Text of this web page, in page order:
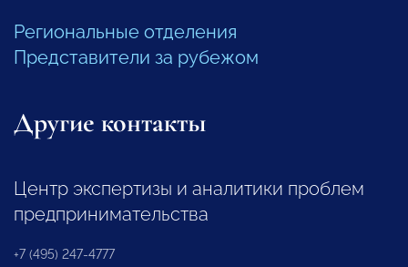
Региональные отделения
Представители за рубежом
Другие контакты
Центр экспертизы и аналитики проблем
предпринимательства
+7 (495) 247-4777